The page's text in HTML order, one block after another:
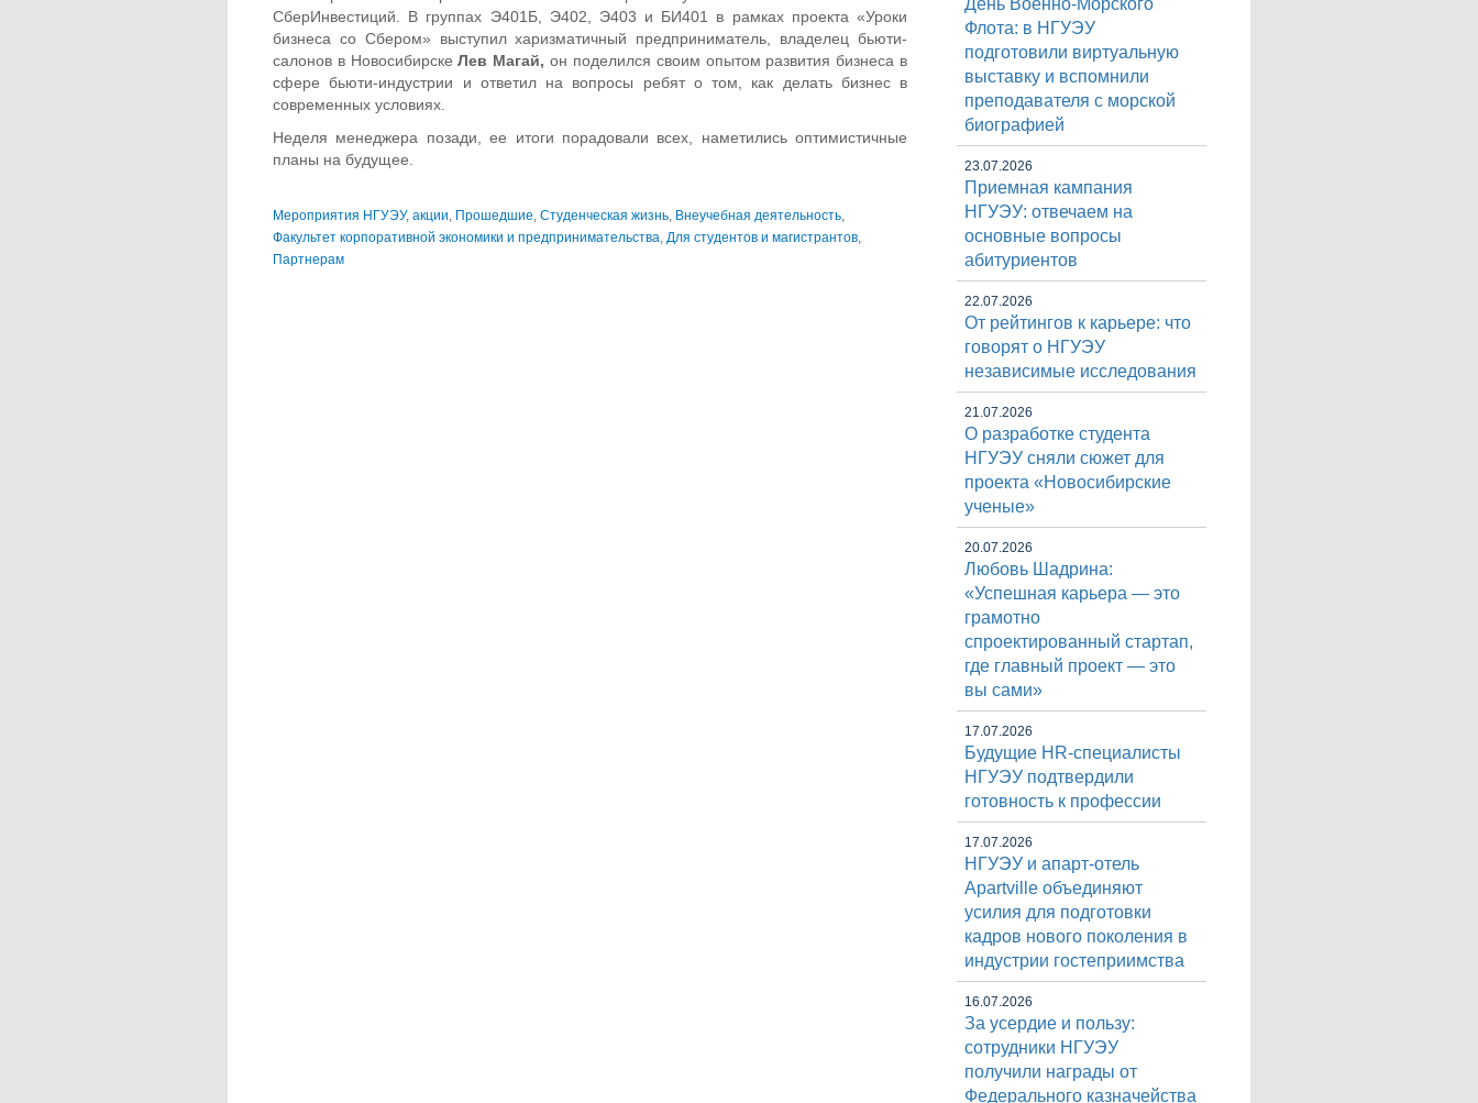
СберИнвестиций. В группах Э401Б, Э402, Э403 и БИ401 в рамках проекта «Уроки
бизнеса со Сбером» выступил харизматичный предприниматель, владелец бьюти-
салонов в НовосибирскеЛев Магай, он поделился своим опытом развития бизнеса в
сфере бьюти-индустрии и ответил на вопросы ребят о том, как делать бизнес в
современных условиях.
Неделя менеджера позади, ее итоги порадовали всех, наметились оптимистичные
планы на будущее.
Мероприятия НГУЭУ, акции, Прошедшие, Студенческая жизнь, Внеучебная деятельность,
Факультет корпоративной экономики и предпринимательства, Для студентов и магистрантов,
Партнерам
День Военно-Морского
Флота: в НГУЭУ
подготовили виртуальную
выставку и вспомнили
преподавателя с морской
биографией
23.07.2026
Приемная кампания
НГУЭУ: отвечаем на
основные вопросы
абитуриентов
22.07.2026
От рейтингов к карьере: что
говорят о НГУЭУ
независимые исследования
21.07.2026
О разработке студента
НГУЭУ сняли сюжет для
проекта «Новосибирские
ученые»
20.07.2026
Любовь Шадрина:
«Успешная карьера — это
грамотно
спроектированный стартап,
где главный проект — это
вы сами»
17.07.2026
Будущие HR-специалисты
НГУЭУ подтвердили
готовность к профессии
17.07.2026
НГУЭУ и апарт-отель
Apartville объединяют
усилия для подготовки
кадров нового поколения в
индустрии гостеприимства
16.07.2026
За усердие и пользу:
сотрудники НГУЭУ
получили награды от
Федерального казначейства